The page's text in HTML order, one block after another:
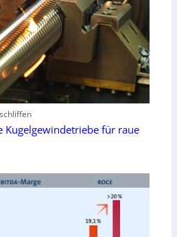
Kugelgewindetriebe für raue